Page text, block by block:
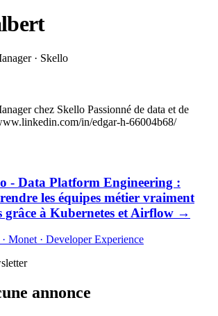
· Skello
chez Skello Passionné de data et de
in/edgar-h-66004b68/
- Data Platform Engineering :
les équipes métier vraiment
grâce à Kubernetes et Airflow →
· Monet · Developer Experience
annonce